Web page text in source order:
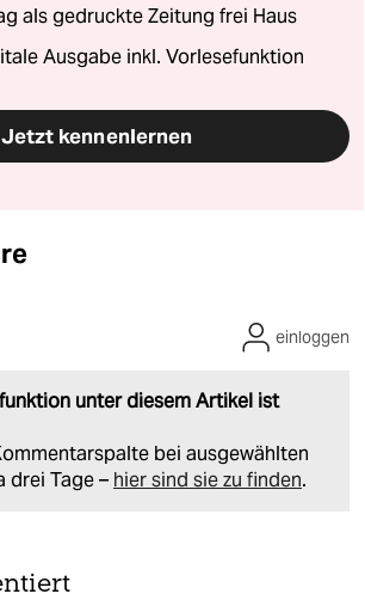
als gedruckte Zeitung frei Haus
Ausgabe inkl. Vorlesefunktion
Jetzt kennenlernen
unter diesem Artikel ist
bei ausgewählten
drei Tage – hier sind sie zu finden.
einloggen